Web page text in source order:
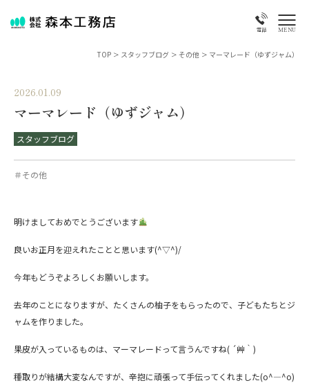
電話 MENU
TOP > スタッフブログ > その他 > マーマレード（ゆずジャム）
2026.01.09
マーマレード（ゆずジャム）
スタッフブログ
＃その他
明けましておめでとうございます
良いお正月を迎えれたことと思います(^▽^)/
今年もどうぞよろしくお願いします。
去年のことになりますが、たくさんの柚子をもらったので、子どもたちとジ
ャムを作りました。
果皮が入っているものは、マーマレードって言うんですね( ´艸｀)
種取りが結構大変なんですが、辛抱に頑張って手伝ってくれました(o^―^o)